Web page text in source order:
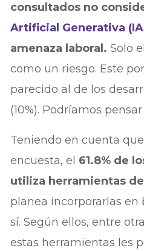
consultados no
Artificial Generativa
amenaza laboral. Solo
como un riesgo. Este
parecido al de los
(10%). Podríamos
Teniendo en cuenta
encuesta, el 61.8% de
utiliza herramientas
planea incorporarlas en
sí. Según ellos, entre
estas herramientas les